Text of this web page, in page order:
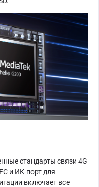
стандарты связи 4G
и ИК-порт для
включает все